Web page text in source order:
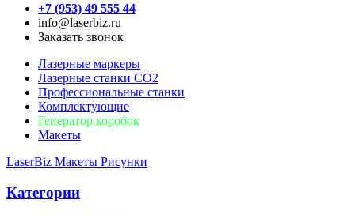
+7 (953) 49 555 44
info@laserbiz.ru
Заказать звонок
Лазерные маркеры
Лазерные станки CO2
Профессиональные станки
Комплектующие
Генератор коробок
Макеты
LaserBiz Макеты Рисунки
Категории